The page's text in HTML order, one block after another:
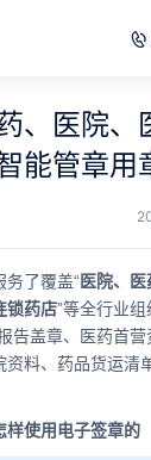
免费试用
已有账号，登录
、医院、
能管章用
了覆盖“ 医院、
锁药店”等全行业
告盖章、医药首
料、药品货运清
样使用电子签章的